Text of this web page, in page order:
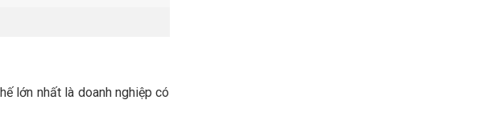
lớn nhất là doanh nghiệp có